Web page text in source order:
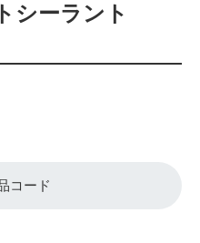
シーラント
コード